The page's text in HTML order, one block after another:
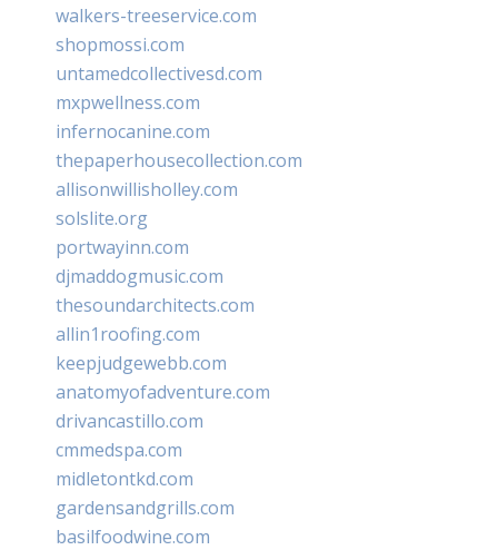
walkers-treeservice.com
shopmossi.com
untamedcollectivesd.com
mxpwellness.com
infernocanine.com
thepaperhousecollection.com
allisonwillisholley.com
solslite.org
portwayinn.com
djmaddogmusic.com
thesoundarchitects.com
allin1roofing.com
keepjudgewebb.com
anatomyofadventure.com
drivancastillo.com
cmmedspa.com
midletontkd.com
gardensandgrills.com
basilfoodwine.com